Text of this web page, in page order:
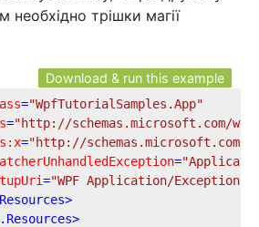
необхідно трішки магії
Download & run this example
="WpfTutorialSamples.App"
="http://schemas.microsoft.com/
="http://schemas.microsoft.com/
=
="WPF Application/
>
>